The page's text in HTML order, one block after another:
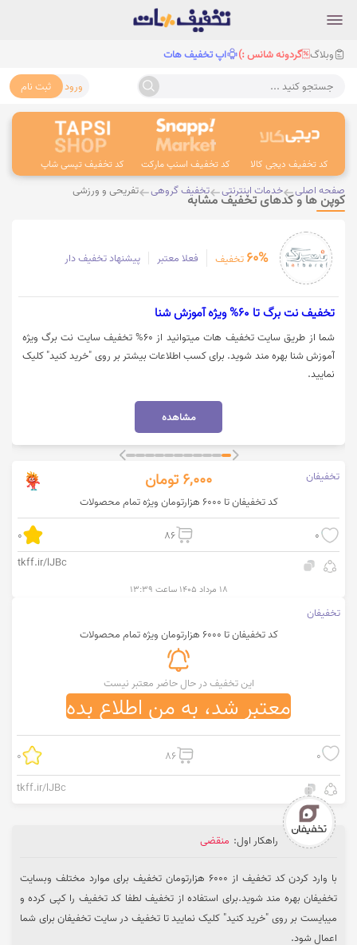
وبلاگ گردونه شانس :) اپ تخفیف هات
جستجو کنید ... ورود ثبت نام
کد تخفیف دیجی کالا کد تخفیف اسنپ مارکت کد تخفیف تپسی شاپ
صفحه اصلی خدمات اینترنتی تخفیف گروهی تفریحی و ورزشی
کوپن ها و کدهای تخفیف مشابه
60% تخفیف فعلا معتبر پیشنهاد تخفیف دار
تخفیف نت برگ تا 60% ویژه آموزش شنا
شما از طریق سایت تخفیف هات میتوانید از 60% تخفیف سایت نت برگ ویژه
آموزش شنا بهره مند شوید. برای کسب اطلاعات بیشتر بر روی "خرید کنید" کلیک
نمایید.
مشاهده
تخفیفان 6,000 تومان
کد تخفیفان تا 6000 هزارتومان ویژه تمام محصولات
0
86
0
tkff.ir/lJBc
۱۸ مرداد ۱۴۰۵ ساعت ۱۳:۳۹
تخفیفان
کد تخفیفان تا 6000 هزارتومان ویژه تمام محصولات
این تخفیف در حال حاضر معتبر نیست
معتبر شد، به من اطلاع بده
0
86
0
tkff.ir/lJBc
راهکار اول: منقضی
با وارد کردن کد تخفیف از 6000 هزارتومان تخفیف برای موارد مختلف وبسایت
تخفیفان بهره مند شوید.برای استفاده از تخفیف لطفا کد تخفیف را کپی کرده و
میبایست بر روی "خرید کنید" کلیک نمایید تا تخفیف در سایت تخفیفان برای شما
اعمال شود.